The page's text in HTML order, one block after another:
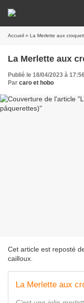
Accueil » La Merlette aux
La Merlette aux
Publié le 18/04/2023 à
Par caro et hobo
Cet article est reposté
cailloux
La Merlette aux